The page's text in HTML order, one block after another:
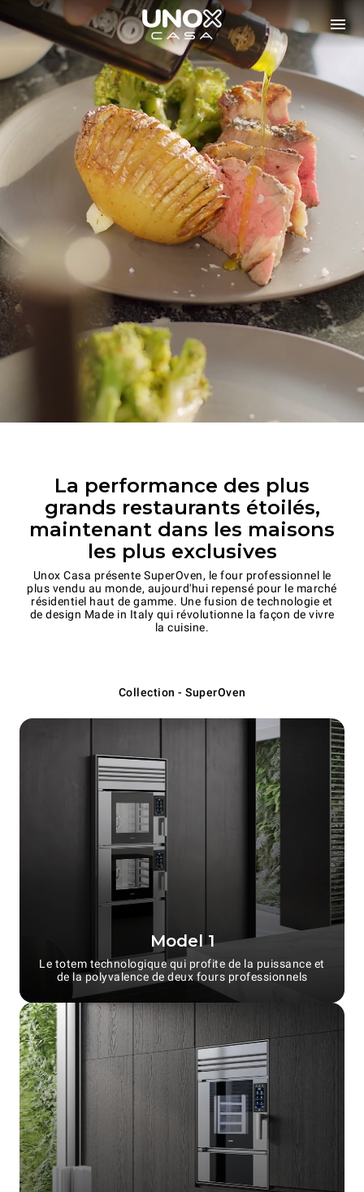
La performance des plus
grands restaurants étoilés,
maintenant dans les maisons
les plus exclusives
Unox Casa présente SuperOven, le four professionnel le
plus vendu au monde, aujourd'hui repensé pour le marché
résidentiel haut de gamme. Une fusion de technologie et
de design Made in Italy qui révolutionne la façon de vivre
la cuisine.
Collection - SuperOven
Model 1
Le totem technologique qui profite de la puissance et
de la polyvalence de deux fours professionnels